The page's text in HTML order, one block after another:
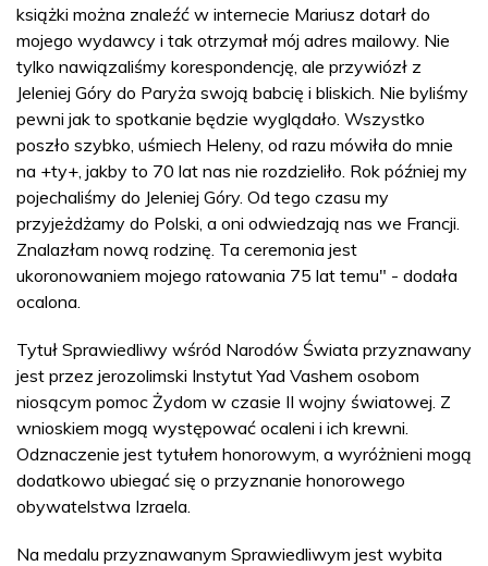
książki można znaleźć w internecie Mariusz dotarł do
mojego wydawcy i tak otrzymał mój adres mailowy. Nie
tylko nawiązaliśmy korespondencję, ale przywiózł z
Jeleniej Góry do Paryża swoją babcię i bliskich. Nie byliśmy
pewni jak to spotkanie będzie wyglądało. Wszystko
poszło szybko, uśmiech Heleny, od razu mówiła do mnie
na +ty+, jakby to 70 lat nas nie rozdzieliło. Rok później my
pojechaliśmy do Jeleniej Góry. Od tego czasu my
przyjeżdżamy do Polski, a oni odwiedzają nas we Francji.
Znalazłam nową rodzinę. Ta ceremonia jest
ukoronowaniem mojego ratowania 75 lat temu" - dodała
ocalona.
Tytuł Sprawiedliwy wśród Narodów Świata przyznawany
jest przez jerozolimski Instytut Yad Vashem osobom
niosącym pomoc Żydom w czasie II wojny światowej. Z
wnioskiem mogą występować ocaleni i ich krewni.
Odznaczenie jest tytułem honorowym, a wyróżnieni mogą
dodatkowo ubiegać się o przyznanie honorowego
obywatelstwa Izraela.
Na medalu przyznawanym Sprawiedliwym jest wybita